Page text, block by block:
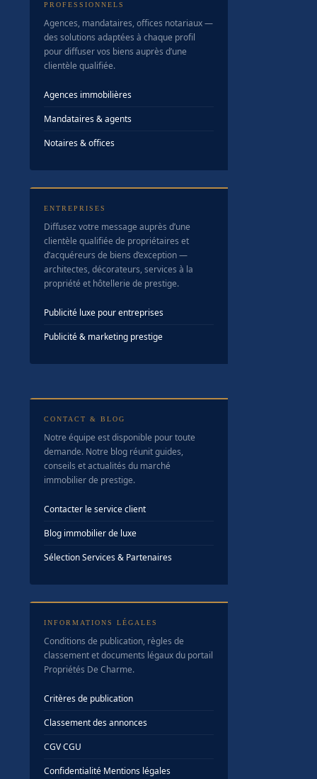
PROFESSIONNELS
Agences, mandataires, offices notariaux —
des solutions adaptées à chaque profil
pour diffuser vos biens auprès d’une
clientèle qualifiée.
Agences immobilières
Mandataires & agents
Notaires & offices
ENTREPRISES
Diffusez votre message auprès d’une
clientèle qualifiée de propriétaires et
d’acquéreurs de biens d’exception —
architectes, décorateurs, services à la
propriété et hôtellerie de prestige.
Publicité luxe pour entreprises
Publicité & marketing prestige
CONTACT & BLOG
Notre équipe est disponible pour toute
demande. Notre blog réunit guides,
conseils et actualités du marché
immobilier de prestige.
Contacter le service client
Blog immobilier de luxe
Sélection Services & Partenaires
INFORMATIONS LÉGALES
Conditions de publication, règles de
classement et documents légaux du portail
Propriétés De Charme.
Critères de publication
Classement des annonces
CGV·CGU
Confidentialité·Mentions légales